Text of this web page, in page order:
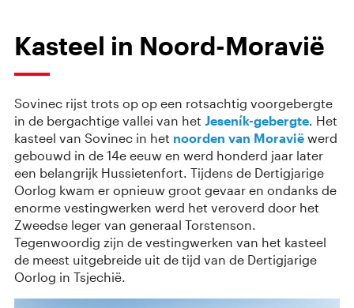
Kasteel in Noord-Moravië
Sovinec rijst trots op op een rotsachtig voorgebergte
in de bergachtige vallei van het Jeseník-gebergte. Het
kasteel van Sovinec in het noorden van Moravië werd
gebouwd in de 14e eeuw en werd honderd jaar later
een belangrijk Hussietenfort. Tijdens de Dertigjarige
Oorlog kwam er opnieuw groot gevaar en ondanks de
enorme vestingwerken werd het veroverd door het
Zweedse leger van generaal Torstenson.
Tegenwoordig zijn de vestingwerken van het kasteel
de meest uitgebreide uit de tijd van de Dertigjarige
Oorlog in Tsjechië.